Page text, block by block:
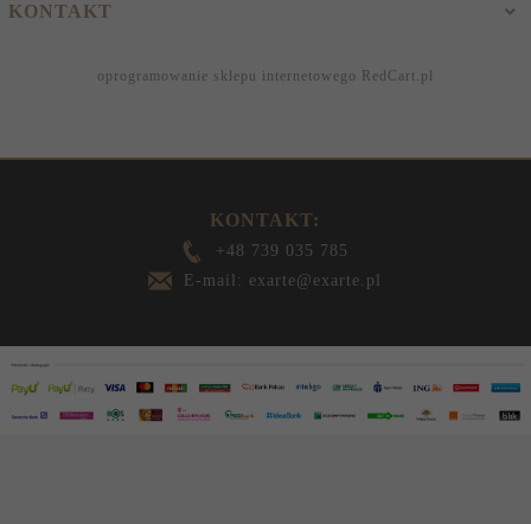
KONTAKT
oprogramowanie sklepu internetowego RedCart.pl
KONTAKT:
+48 739 035 785
E-mail: exarte@exarte.pl